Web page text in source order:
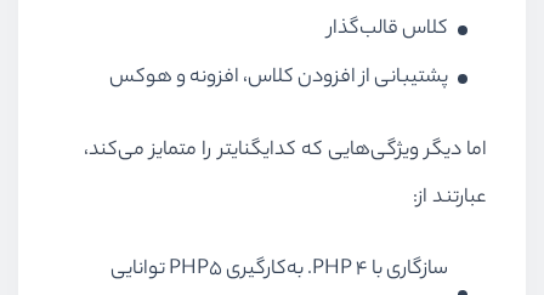
کلاس قالب‌گذار
پشتیبانی از افزودن کلاس، افزونه و هوکس
اما دیگر ویژگی‌هایی که کدایگنایتر را متمایز می‌کند،
عبارتند از:
سازگاری با PHP ۴. به‌کارگیری PHP۵ توانایی